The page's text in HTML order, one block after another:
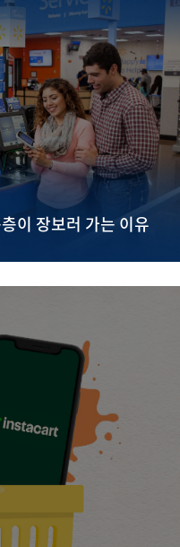
이 장보러 가는 이유